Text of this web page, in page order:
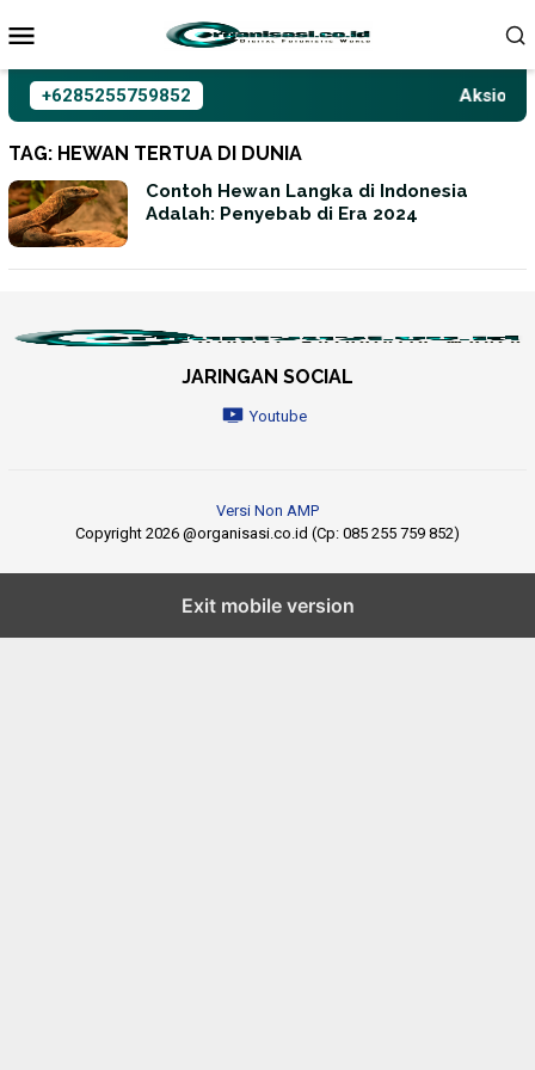
ke
+6285255759852
TAG: HEWAN TERTUA DI DUNIA
Contoh Hewan Langka di Indonesia
Adalah: Penyebab di Era 2024
JARINGAN SOCIAL
Youtube
Versi Non AMP
Copyright 2026 @organisasi.co.id (Cp: 085 255 759 852)
Exit mobile version